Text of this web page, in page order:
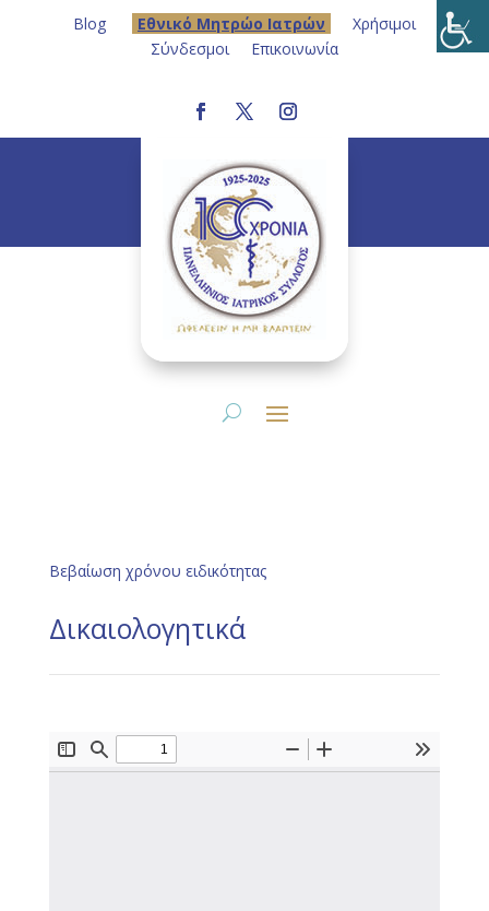
Blog Eθνικό Μητρώο Ιατρών
Χρήσιμοι
Σύνδεσμοι
Επικοινωνία
Βεβαίωση χρόνου ειδικότητας
Δικαιολογητικά